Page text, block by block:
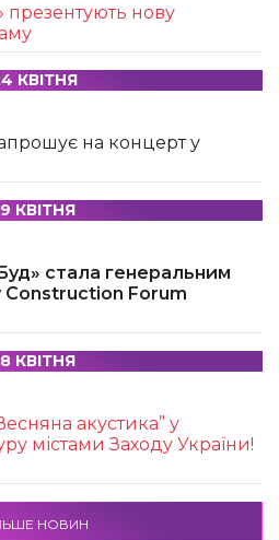
презентують нову
КВІТНЯ
на концерт у
КВІТНЯ
стала генеральним
Forum
КВІТНЯ
акустика” у
містами Заходу України!
НОВИН